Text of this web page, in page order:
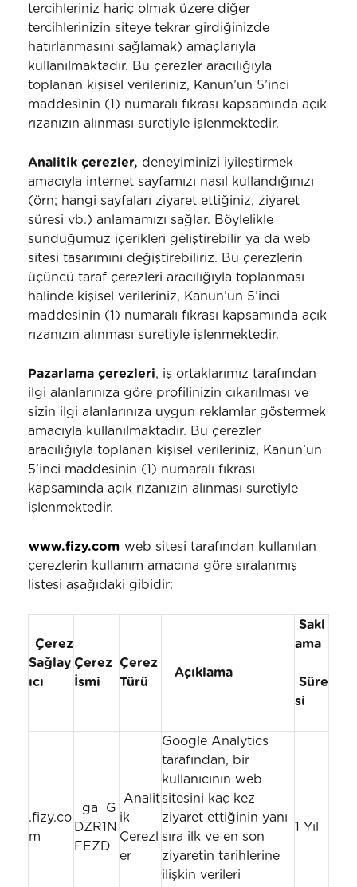
tercihleriniz hariç olmak üzere diğer
tercihlerinizin siteye tekrar girdiğinizde
hatırlanmasını sağlamak) amaçlarıyla
kullanılmaktadır. Bu çerezler aracılığıyla
toplanan kişisel verileriniz, Kanun’un 5’inci
maddesinin (1) numaralı fıkrası kapsamında açık
rızanızın alınması suretiyle işlenmektedir.
Analitik çerezler, deneyiminizi iyileştirmek
amacıyla internet sayfamızı nasıl kullandığınızı
(örn; hangi sayfaları ziyaret ettiğiniz, ziyaret
süresi vb.) anlamamızı sağlar. Böylelikle
sunduğumuz içerikleri geliştirebilir ya da web
sitesi tasarımını değiştirebiliriz. Bu çerezlerin
üçüncü taraf çerezleri aracılığıyla toplanması
halinde kişisel verileriniz, Kanun’un 5’inci
maddesinin (1) numaralı fıkrası kapsamında açık
rızanızın alınması suretiyle işlenmektedir.
Pazarlama çerezleri, iş ortaklarımız tarafından
ilgi alanlarınıza göre profilinizin çıkarılması ve
sizin ilgi alanlarınıza uygun reklamlar göstermek
amacıyla kullanılmaktadır. Bu çerezler
aracılığıyla toplanan kişisel verileriniz, Kanun’un
5’inci maddesinin (1) numaralı fıkrası
kapsamında açık rızanızın alınması suretiyle
işlenmektedir.
www.fizy.com web sitesi tarafından kullanılan
çerezlerin kullanım amacına göre sıralanmış
listesi aşağıdaki gibidir:
Çerez
Sağlay
ıcı
Çerez
İsmi
Çerez
Türü
Açıklama
Sakl
ama
Süre
si
.fizy.co
m
_ga_G
DZR1N
FEZD
Analit
ik
Çerezl
er
Google Analytics
tarafından, bir
kullanıcının web
sitesini kaç kez
ziyaret ettiğinin yanı
sıra ilk ve en son
ziyaretin tarihlerine
ilişkin verileri
1 Yıl